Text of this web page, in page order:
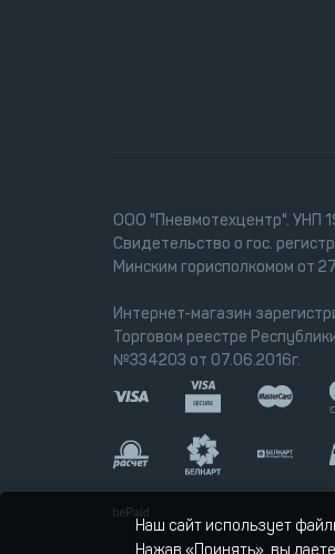
ООО "Пневмотехцентр". УНП
Свидетельство о гос.
Минским горисполкомом от
Интернет-магазин
Торговом реестре
№334203 от 07.06.2016г.
Наш сайт использует
Нажав «Принять», вы